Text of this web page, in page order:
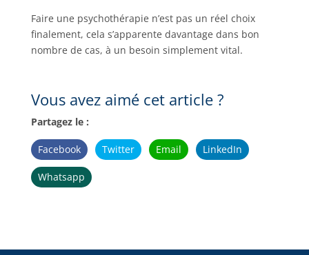
Faire une psychothérapie n’est pas un réel choix
finalement, cela s’apparente davantage dans bon
nombre de cas, à un besoin simplement vital.
Vous avez aimé cet article ?
Partagez le :
Facebook Twitter Email LinkedIn
Whatsapp